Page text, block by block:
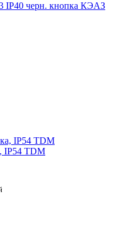
IP40 черн. кнопка КЭАЗ
IP54 TDM